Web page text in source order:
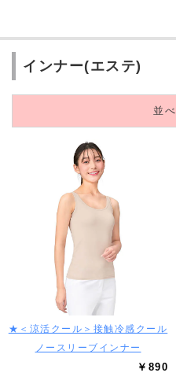
インナー(エステ)
並
★＜涼活クール＞接触冷感クール
ノースリーブインナー
￥890